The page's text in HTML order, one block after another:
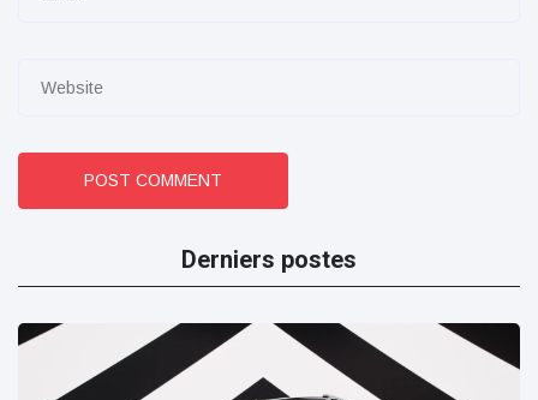
POST COMMENT
Derniers postes